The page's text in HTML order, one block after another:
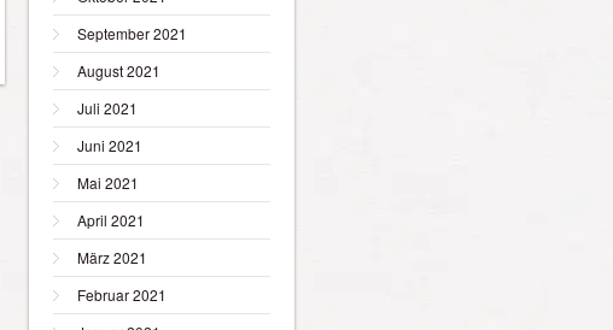
September 2021
August 2021
Juli 2021
Juni 2021
Mai 2021
April 2021
März 2021
Februar 2021